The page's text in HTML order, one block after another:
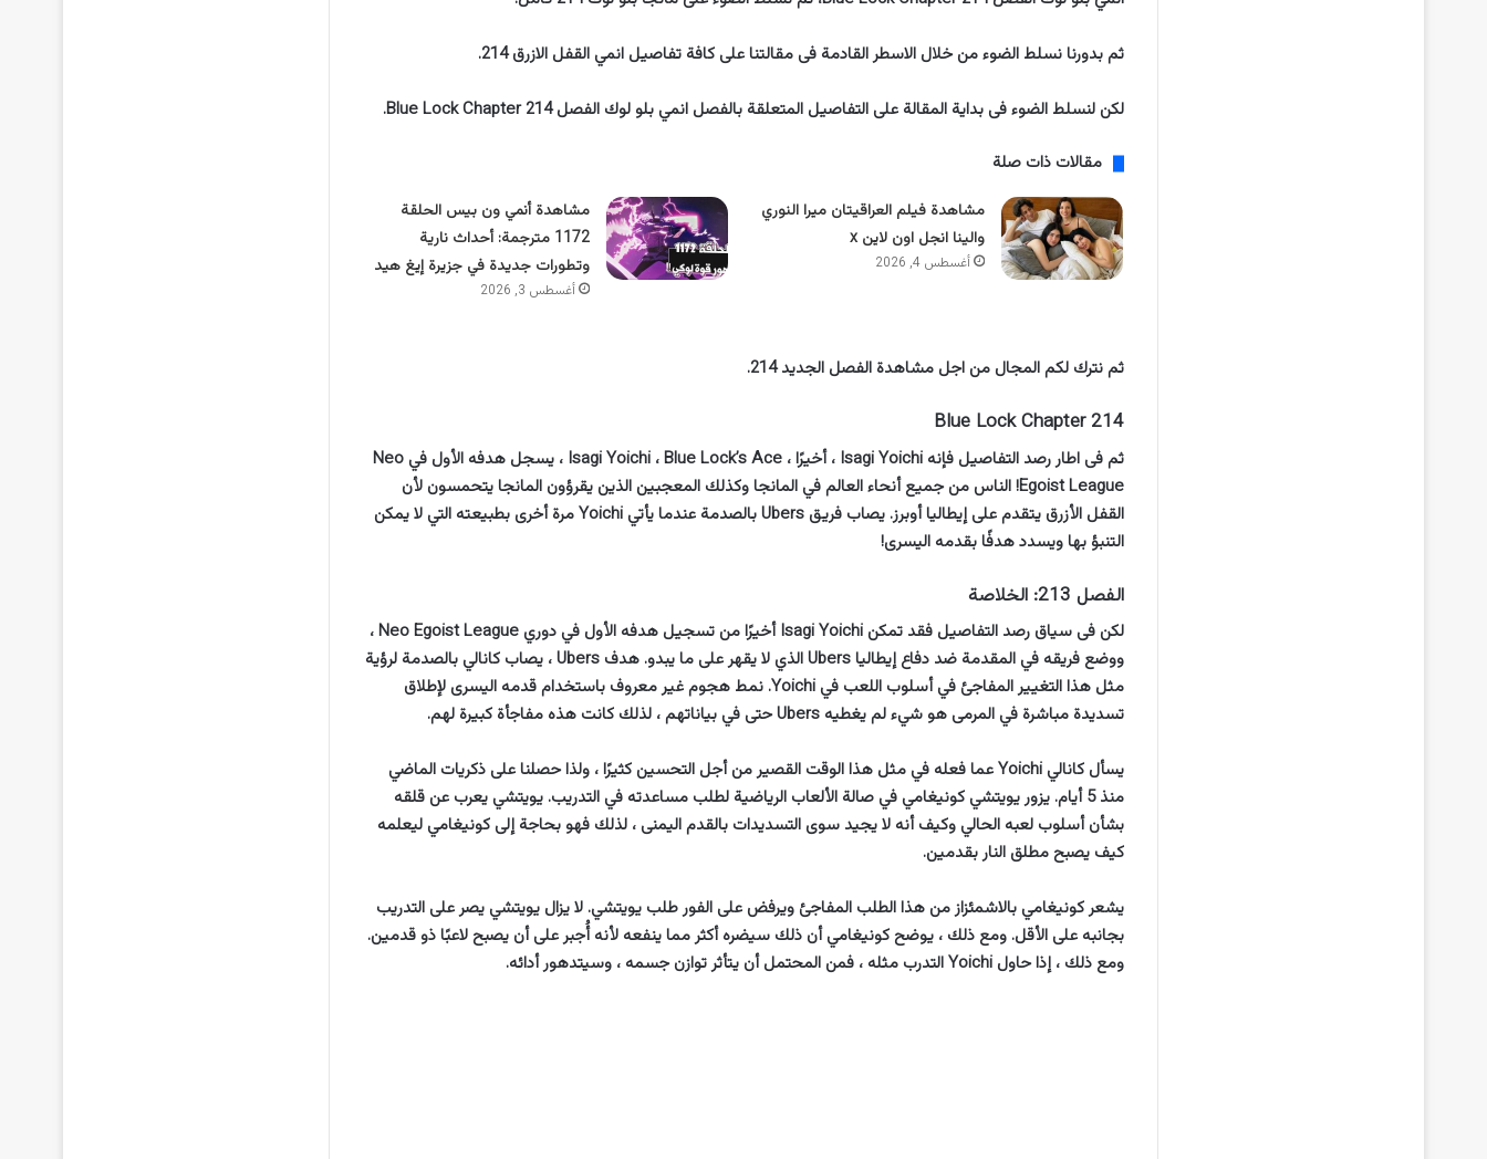
ثم بدورنا نسلط الضوء من خلال الاسطر القادمة فى مقالتنا على كافة تفاصيل انمي القفل الازرق 214.
لكن لنسلط الضوء فى بداية المقالة على التفاصيل المتعلقة بالفصل انمي بلو لوك الفصل Blue Lock Chapter 214.
مقالات ذات صلة
مشاهدة فيلم العراقيتان ميرا النوري
والينا انجل اون لاين x
أغسطس 4, 2026
مشاهدة أنمي ون بيس الحلقة
1172 مترجمة: أحداث نارية
وتطورات جديدة في جزيرة إيغ هيد
أغسطس 3, 2026
ثم نترك لكم المجال من اجل مشاهدة الفصل الجديد 214.
Blue Lock Chapter 214
ثم فى اطار رصد التفاصيل فإنه Isagi Yoichi ، أخيرًا ، Isagi Yoichi ، Blue Lock’s Ace ، يسجل هدفه الأول في Neo
Egoist League! الناس من جميع أنحاء العالم في المانجا وكذلك المعجبين الذين يقرؤون المانجا يتحمسون لأن
القفل الأزرق يتقدم على إيطاليا أوبرز. يصاب فريق Ubers بالصدمة عندما يأتي Yoichi مرة أخرى بطبيعته التي لا يمكن
التنبؤ بها ويسدد هدفًا بقدمه اليسرى!
الفصل 213: الخلاصة
لكن فى سياق رصد التفاصيل فقد تمكن Isagi Yoichi أخيرًا من تسجيل هدفه الأول في دوري Neo Egoist League ،
ووضع فريقه في المقدمة ضد دفاع إيطاليا Ubers الذي لا يقهر على ما يبدو. هدف Ubers ، يصاب كانالي بالصدمة لرؤية
مثل هذا التغيير المفاجئ في أسلوب اللعب في Yoichi. نمط هجوم غير معروف باستخدام قدمه اليسرى لإطلاق
تسديدة مباشرة في المرمى هو شيء لم يغطيه Ubers حتى في بياناتهم ، لذلك كانت هذه مفاجأة كبيرة لهم.
يسأل كانالي Yoichi عما فعله في مثل هذا الوقت القصير من أجل التحسين كثيرًا ، ولذا حصلنا على ذكريات الماضي
منذ 5 أيام. يزور يويتشي كونيغامي في صالة الألعاب الرياضية لطلب مساعدته في التدريب. يويتشي يعرب عن قلقه
بشأن أسلوب لعبه الحالي وكيف أنه لا يجيد سوى التسديدات بالقدم اليمنى ، لذلك فهو بحاجة إلى كونيغامي ليعلمه
كيف يصبح مطلق النار بقدمين.
يشعر كونيغامي بالاشمئزاز من هذا الطلب المفاجئ ويرفض على الفور طلب يويتشي. لا يزال يويتشي يصر على التدريب
بجانبه على الأقل. ومع ذلك ، يوضح كونيغامي أن ذلك سيضره أكثر مما ينفعه لأنه أُجبر على أن يصبح لاعبًا ذو قدمين.
ومع ذلك ، إذا حاول Yoichi التدرب مثله ، فمن المحتمل أن يتأثر توازن جسمه ، وسيتدهور أدائه.